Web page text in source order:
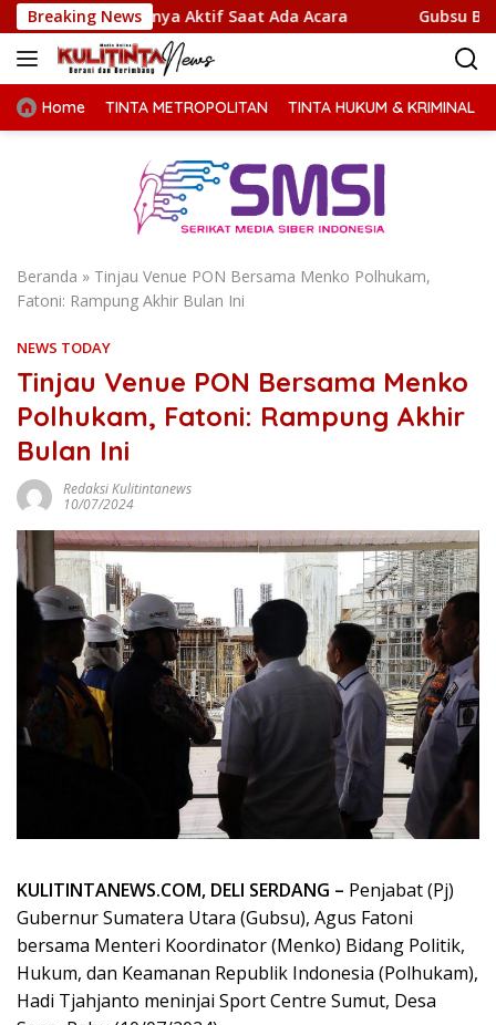
Langsung
ke
konten
Breaking News
Hanya Aktif Saat Ada Acara Gubsu Bobby
Home TINTA METROPOLITAN TINTA HUKUM & KRIMINAL
Beranda » Tinjau Venue PON Bersama Menko Polhukam,
Fatoni: Rampung Akhir Bulan Ini
NEWS TODAY
Tinjau Venue PON Bersama Menko
Polhukam, Fatoni: Rampung Akhir
Bulan Ini
Redaksi Kulitintanews
10/07/2024
KULITINTANEWS.COM, DELI SERDANG – Penjabat (Pj)
Gubernur Sumatera Utara (Gubsu), Agus Fatoni
bersama Menteri Koordinator (Menko) Bidang Politik,
Hukum, dan Keamanan Republik Indonesia (Polhukam),
Hadi Tjahjanto meninjai Sport Centre Sumut, Desa